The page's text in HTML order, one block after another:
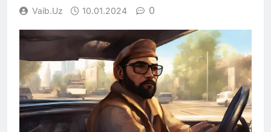
Vaib.uz 10.01.2024 0